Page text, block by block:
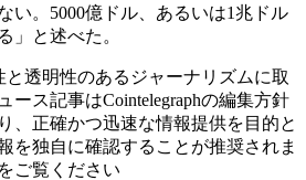
い。5000億ドル、あるいは1兆ドル
」と述べた。
と透明性のあるジャーナリズムに取
ース記事はCointelegraphの編集方針
、正確かつ迅速な情報提供を目的と
を独自に確認することが推奨されま
ご覧ください